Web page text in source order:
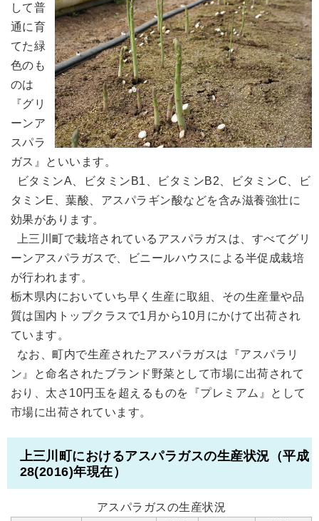
して普
通に育
てた緑
色のも
のは
『グリ
ーンア
スパラ
ガス』といいます。
ビタミンA、ビタミンB1、ビタミンB2、ビタミンC、ビ
タミンE、葉酸、アスパラギン酸などを含み滋養強壮に
効果があります。
上三川町で栽培されているアスパラガスは、すべてグリ
ーンアスパラガスで、ビニールハウスによる半促成栽培
が行われます。
栃木県内においていち早く生産に取組、その生産量や品
質は国内トップクラスで1月から10月にかけて出荷され
ています。
なお、町内で生産されたアスパラガスは『アスパラリ
ン』と命名されたブランド野菜として市場に出荷されて
おり、太さ10円玉を超えるものを『プレミアム』として
市場に出荷されています。
上三川町におけるアスパラガスの生産状況（平成
28(2016)年現在）
アスパラガスの生産状況